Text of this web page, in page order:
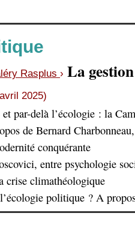
Rasplus › La
2025)
par-delà l’écologie : la
de Bernard
conquérante
entre psychologie
crise climathéologique
politique ? A